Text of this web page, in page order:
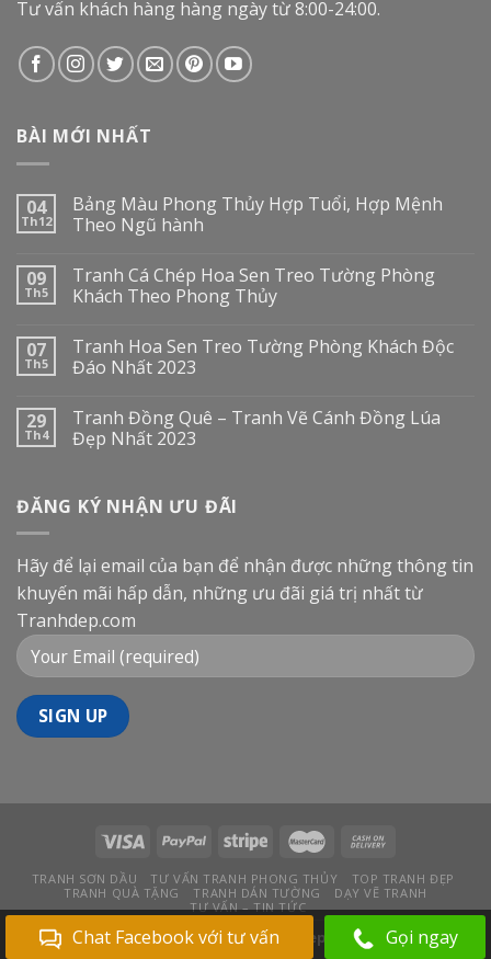
Tư vấn khách hàng hàng ngày từ 8:00-24:00.
BÀI MỚI NHẤT
04
Th12
Bảng Màu Phong Thủy Hợp Tuổi, Hợp Mệnh
Theo Ngũ hành
09
Th5
Tranh Cá Chép Hoa Sen Treo Tường Phòng
Khách Theo Phong Thủy
07
Th5
Tranh Hoa Sen Treo Tường Phòng Khách Độc
Đáo Nhất 2023
29
Th4
Tranh Đồng Quê – Tranh Vẽ Cánh Đồng Lúa
Đẹp Nhất 2023
ĐĂNG KÝ NHẬN ƯU ĐÃI
Hãy để lại email của bạn để nhận được những thông tin
khuyến mãi hấp dẫn, những ưu đãi giá trị nhất từ
Tranhdep.com
TRANH SƠN DẦU TƯ VẤN TRANH PHONG THỦY
TOP TRANH ĐẸP
TRANH QUÀ TẶNG
TRANH DÁN TƯỜNG
DẠY VẼ TRANH
TƯ VẤN – TIN TỨC
Bản quyền 2026 ©Tranhdep.com
Chat Facebook với tư vấn Gọi ngay